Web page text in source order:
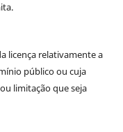
licença relativamente a
público ou cuja
limitação que seja